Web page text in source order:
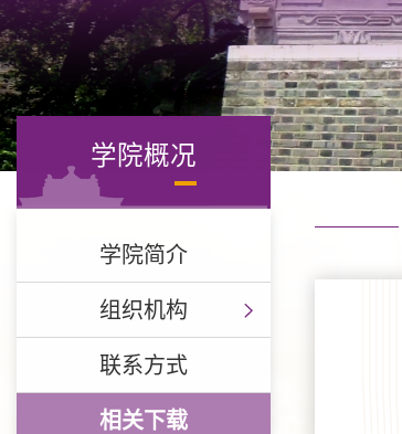
学院概况
学院简介
组织机构
联系方式
相关下载